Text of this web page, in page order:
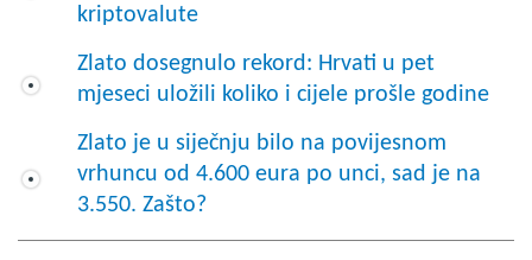
kriptovalute
Zlato dosegnulo rekord: Hrvati u pet
mjeseci uložili koliko i cijele prošle godine
Zlato je u siječnju bilo na povijesnom
vrhuncu od 4.600 eura po unci, sad je na
3.550. Zašto?